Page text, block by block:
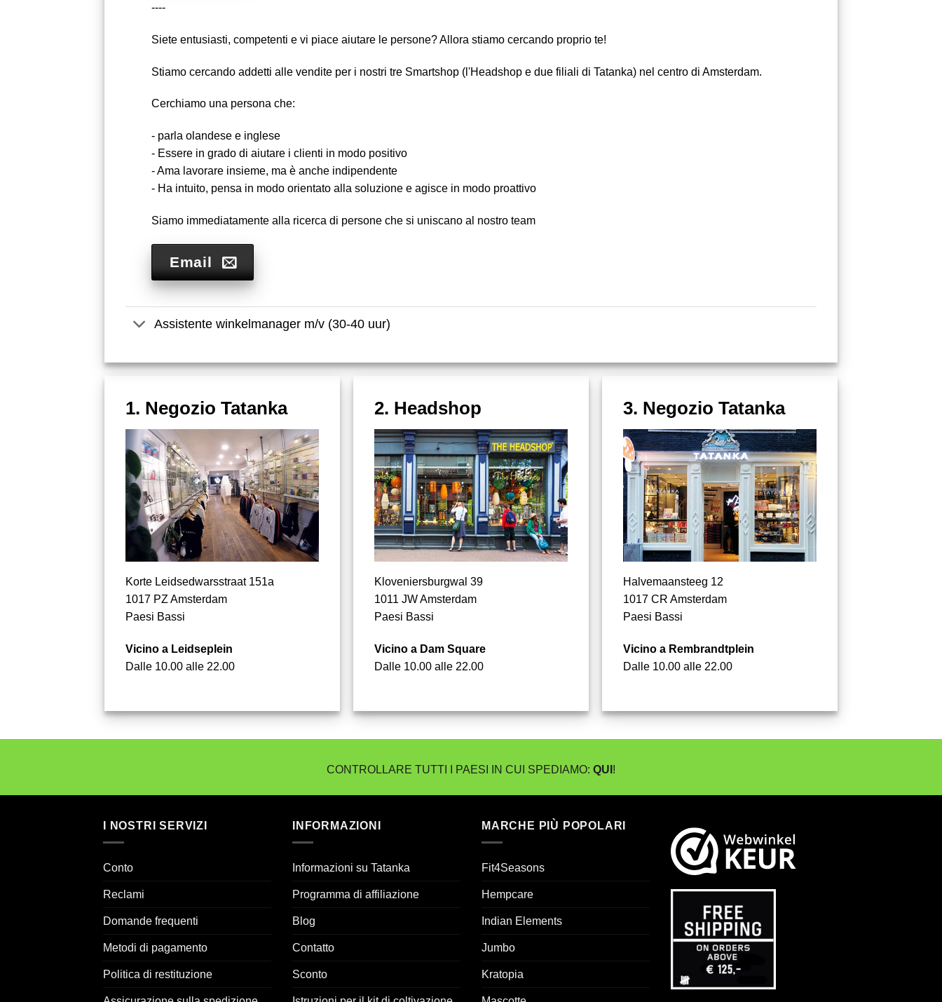
----
Siete entusiasti, competenti e vi piace aiutare le persone? Allora stiamo cercando proprio te!
Stiamo cercando addetti alle vendite per i nostri tre Smartshop (l'Headshop e due filiali di Tatanka) nel centro di Amsterdam.
Cerchiamo una persona che:
- parla olandese e inglese
- Essere in grado di aiutare i clienti in modo positivo
- Ama lavorare insieme, ma è anche indipendente
- Ha intuito, pensa in modo orientato alla soluzione e agisce in modo proattivo
Siamo immediatamente alla ricerca di persone che si uniscano al nostro team
Email
Assistente winkelmanager m/v (30-40 uur)
1. Negozio Tatanka
Korte Leidsedwarsstraat 151a
1017 PZ Amsterdam
Paesi Bassi
Vicino a Leidseplein
Dalle 10.00 alle 22.00
2. Headshop
Kloveniersburgwal 39
1011 JW Amsterdam
Paesi Bassi
Vicino a Dam Square
Dalle 10.00 alle 22.00
3. Negozio Tatanka
Halvemaansteeg 12
1017 CR Amsterdam
Paesi Bassi
Vicino a Rembrandtplein
Dalle 10.00 alle 22.00
CONTROLLARE TUTTI I PAESI IN CUI SPEDIAMO: QUI !
I NOSTRI SERVIZI
Conto
Reclami
Domande frequenti
Metodi di pagamento
Politica di restituzione
INFORMAZIONI
Informazioni su Tatanka
Programma di affiliazione
Blog
Contatto
Sconto
MARCHE PIÙ POPOLARI
Fit4Seasons
Hempcare
Indian Elements
Jumbo
Kratopia